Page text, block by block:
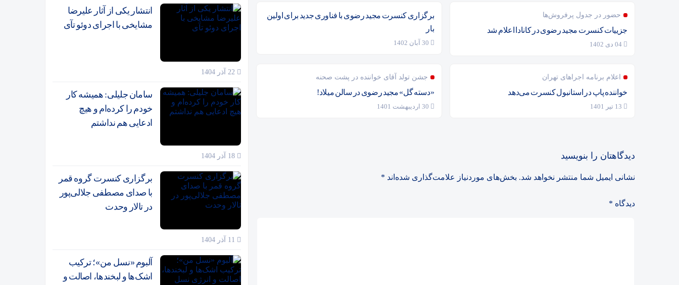
حضور در جدول پرفروش‌ها
جزییات کنسرت مجید رضوی در کانادا اعلام شد
برگزاری کنسرت مجید رضوی با فناوری جدید برای اولین
بار
اعلام برنامه اجراهای تهران
خواننده پاپ در استانبول کنسرت می‌دهد
جشن تولد آقای خواننده در پشت صحنه
«دسته گل» مجید رضوی در سالن میلاد!
دیدگاهتان را بنویسید
نشانی ایمیل شما منتشر نخواهد شد. بخش‌های موردنیاز علامت‌گذاری شده‌اند *
دیدگاه *
انتشار یکی از آثار علیرضا
مشایخی با اجرای دوئو تآی
سامان جلیلی: همیشه کار
خودم را کرده‌ام و هیچ
ادعایی هم نداشتم
برگزاری کنسرت گروه قمر
با صدای مصطفی جلالی‌پور
در تالار وحدت
آلبوم «نسل من»؛ ترکیب
اشک‌ها و لبخندها، اصالت و